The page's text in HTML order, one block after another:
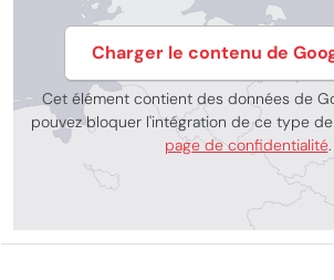
Charger le contenu de
Cet élément contient des données de
pouvez bloquer l'intégration de ce type
page de confidentialité.